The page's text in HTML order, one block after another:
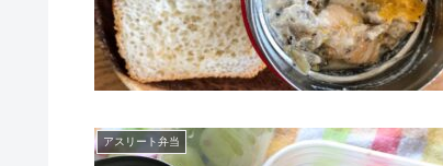
アスリート弁当